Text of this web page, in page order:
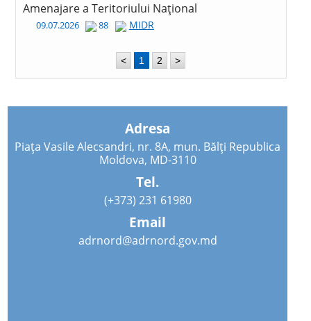
Amenajare a Teritoriului Național
09.07.2026 88 MIDR
< 1 2 >
Adresa
Piața Vasile Alecsandri, nr. 8A, mun. Bălți Republica
Moldova, MD-3110
Tel.
(+373) 231 61980
Email
adrnord@adrnord.gov.md